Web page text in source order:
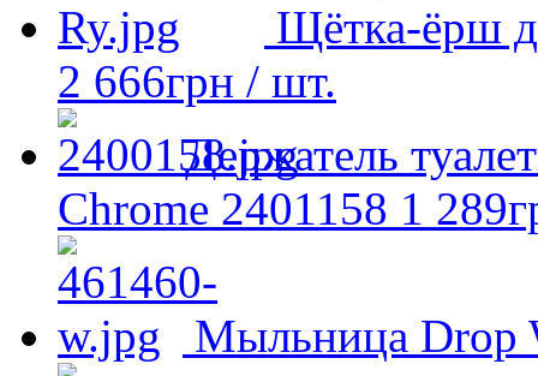
Щётка-ёрш
2 666грн / шт.
Держатель
Chrome 2401158 1 289
Мыльница Drop